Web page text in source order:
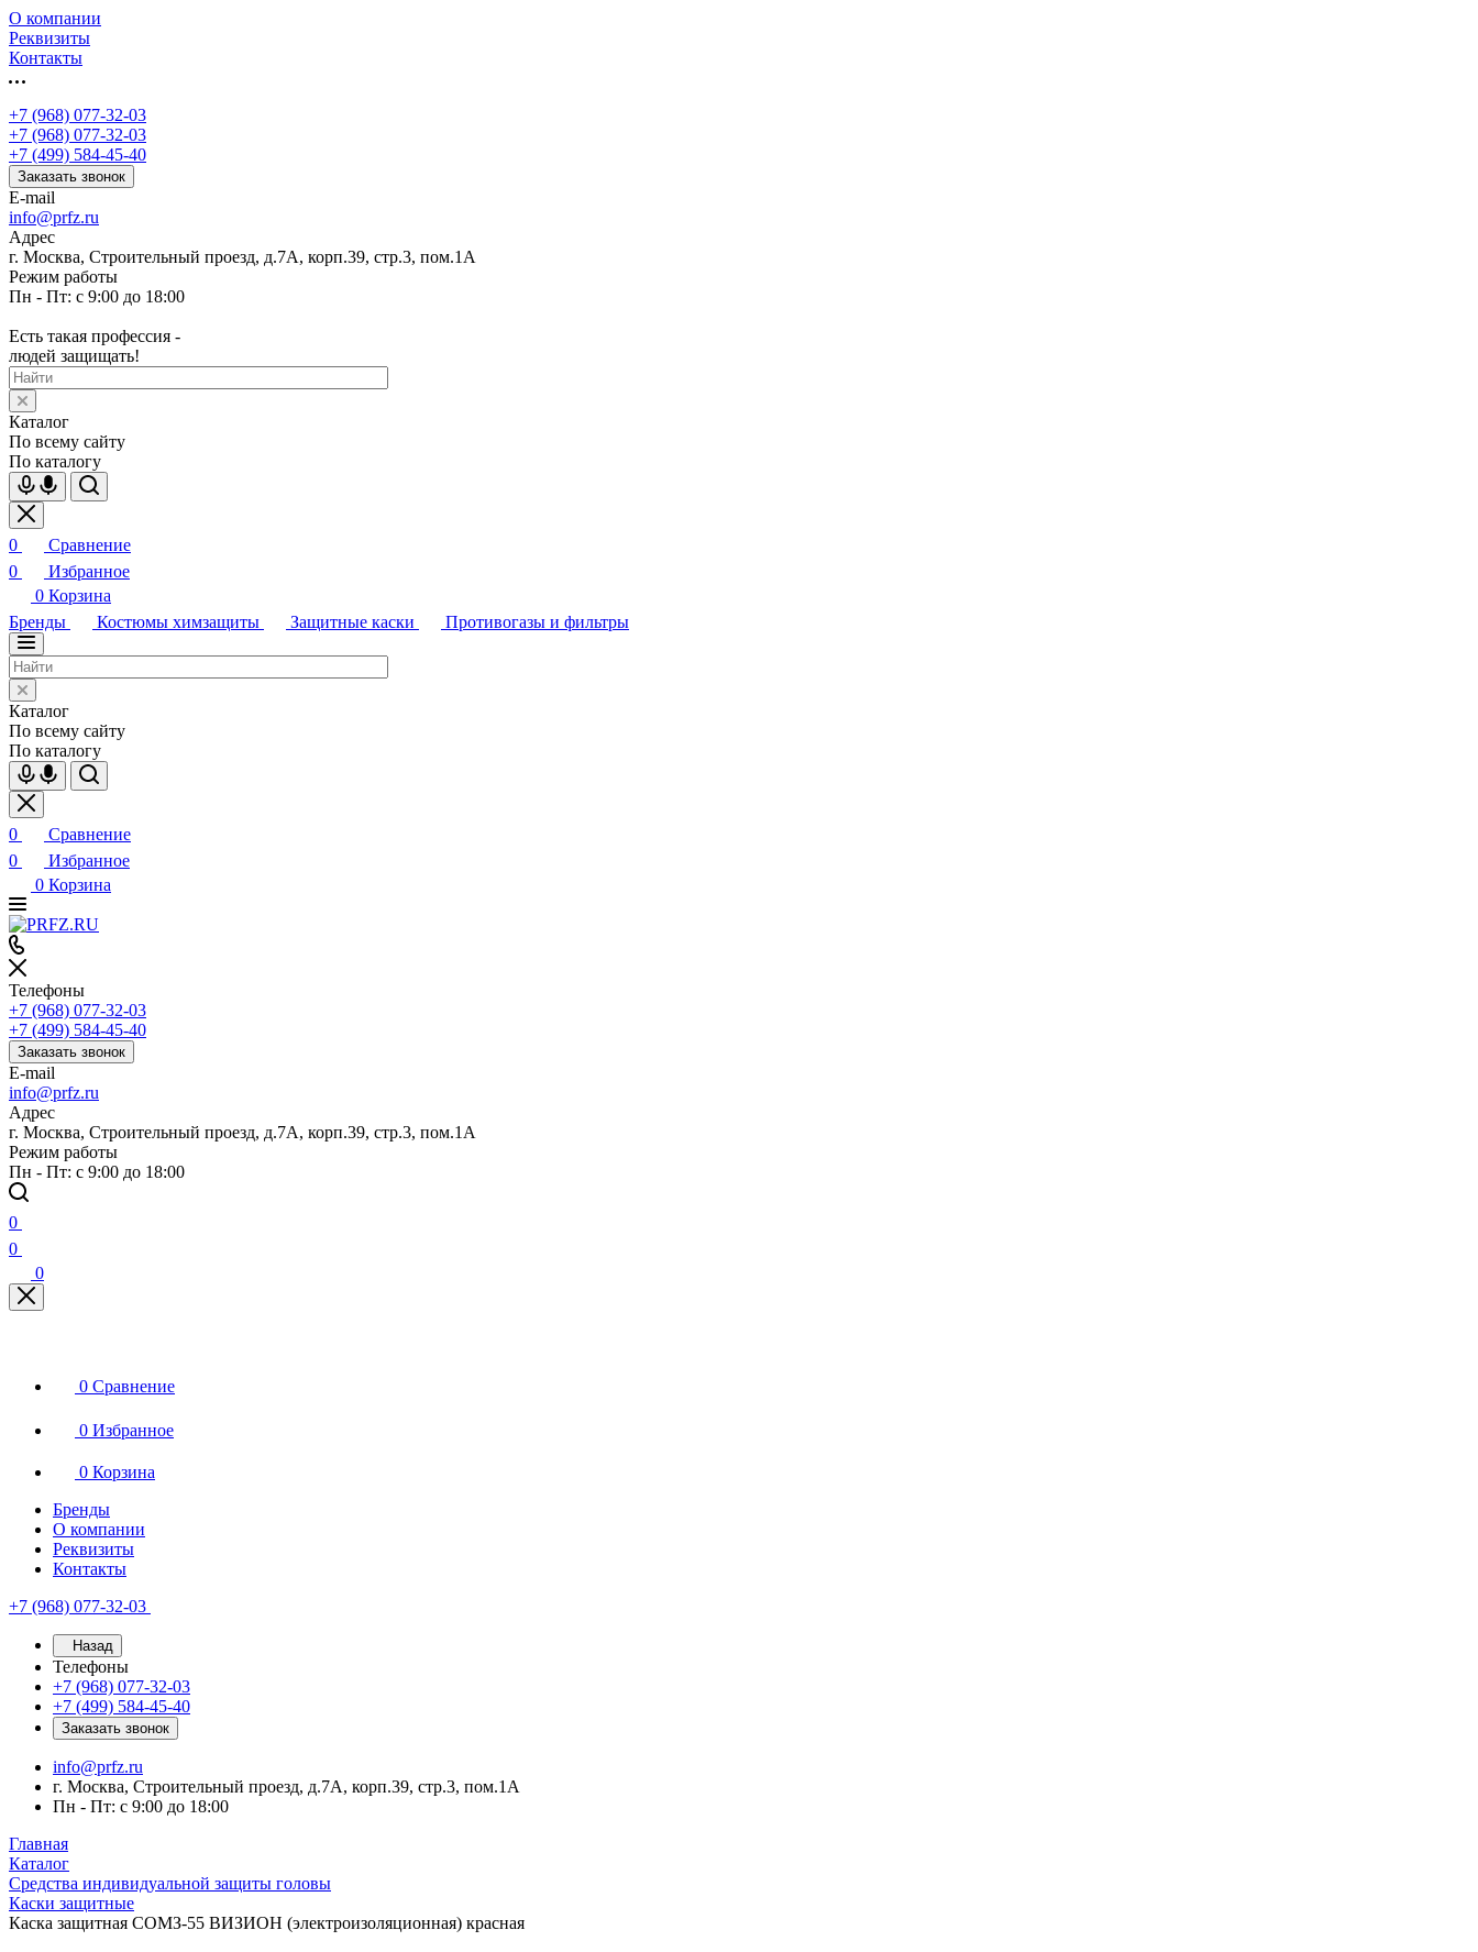
О компании
Реквизиты
Контакты
+7 (968) 077-32-03
+7 (968) 077-32-03
+7 (499) 584-45-40
Заказать звонок
E-mail
info@prfz.ru
Адрес
г. Москва, Строительный проезд, д.7А, корп.39, стр.3, пом.1А
Режим работы
Пн - Пт: с 9:00 до 18:00
Есть такая профессия -
людей защищать!
Каталог
По всему сайту
По каталогу
0
Сравнение
0
Избранное
0 Корзина
Бренды
Костюмы химзащиты Защитные каски Противогазы и фильтры
Каталог
По всему сайту
По каталогу
0
Сравнение
0
Избранное
0 Корзина
Телефоны
+7 (968) 077-32-03
+7 (499) 584-45-40
Заказать звонок
E-mail
info@prfz.ru
Адрес
г. Москва, Строительный проезд, д.7А, корп.39, стр.3, пом.1А
Режим работы
Пн - Пт: с 9:00 до 18:00
0
0
0
0 Сравнение
0 Избранное
0 Корзина
Бренды
О компании
Реквизиты
Контакты
+7 (968) 077-32-03
Назад
Телефоны
+7 (968) 077-32-03
+7 (499) 584-45-40
Заказать звонок
info@prfz.ru
г. Москва, Строительный проезд, д.7А, корп.39, стр.3, пом.1А
Пн - Пт: с 9:00 до 18:00
Главная
Каталог
Средства индивидуальной защиты головы
Каски защитные
Каска защитная СОМЗ-55 ВИЗИОН (электроизоляционная) красная